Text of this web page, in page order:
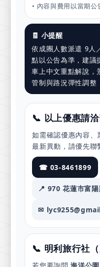
• 內容與費用以當期
🧾 小提醒
依成團人數派遣 9人
點以公告為準，建
車上中文重點解說，
管制與路況彈性調整
📞 以上優惠請
如需確認優惠內容、
最新異動，請優先聯
☎ 03-8461899
📍 970 花蓮市富
✉
📞 明利旅行社